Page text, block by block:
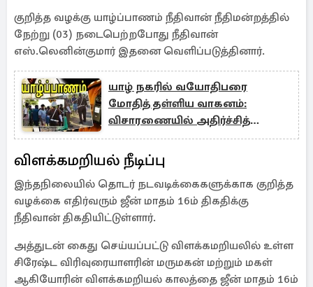
குறித்த வழக்கு யாழ்ப்பாணம் நீதிவான் நீதிமன்றத்தில்
நேற்று (03) நடைபெற்றபோது நீதிவான்
எஸ்.லெனின்குமார் இதனை வெளிப்படுத்தினார்.
யாழ் நகரில் வயோதிபரை
மோதித் தள்ளிய வாகனம்:
விசாரணையில் அதிர்ச்சித்
தகவல்கள்
விளக்கமறியல் நீடிப்பு
இந்தநிலையில் தொடர் நடவடிக்கைகளுக்காக குறித்த
வழக்கை எதிர்வரும் ஜீன் மாதம் 16ம் திகதிக்கு
நீதிவான் திகதியிட்டுள்ளார்.
அத்துடன் கைது செய்யப்பட்டு விளக்கமறியலில் உள்ள
சிரேஷ்ட விரிவுரையாளரின் மருமகன் மற்றும் மகள்
ஆகியோரின் விளக்கமறியல் காலத்தை ஜீன் மாதம் 16ம்